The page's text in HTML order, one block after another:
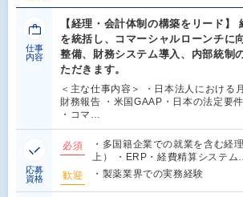
仕事
内容
【経理・会計体制の構築をリード】
を統括し、コマーシャルローンチに
整備、財務システム導入、内部統制
ただきます。
＜主な仕事内容＞ ・日本法人における
財務報告 ・米国GAAP・日本の法定要
・コマ…
応募
資格
必須
・多国籍企業での就業を含む経
上） ・ERP・経費精算システム
歓迎
・製薬業界での実務経験